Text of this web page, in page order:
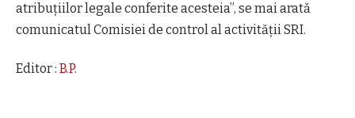
atribuțiilor legale conferite acesteia”, se mai arată
comunicatul Comisiei de control al activității SRI.
Editor : B.P.